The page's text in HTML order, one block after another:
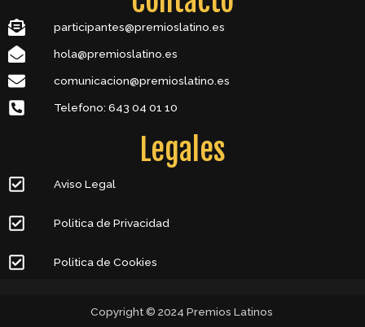
participantes@premioslatino.es
hola@premioslatino.es
comunicacion@premioslatino.es
Telefono: 643 04 01 10
Legales
Aviso Legal
Politica de Privacidad
Politica de Cookies
Copyright © 2024 Premios Latinos